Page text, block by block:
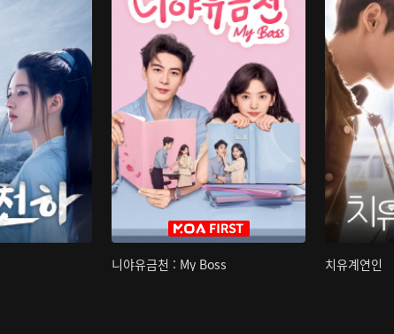
니야유금천 : My Boss 치유계연인